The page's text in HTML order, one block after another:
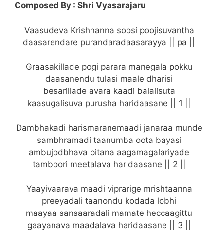
Composed By : Shri Vyasarajaru
Vaasudeva Krishnanna soosi poojisuvantha
daasarendare purandaradaasarayya || pa ||
Graasakillade pogi parara manegala pokku
daasanendu tulasi maale dharisi
besarillade avara kaadi balalisuta
kaasugalisuva purusha haridaasane || 1 ||
Dambhakadi harismaranemaadi janaraa munde
sambhramadi taanumba oota bayasi
ambujodbhava pitana aagamagalariyade
tamboori meetalava haridaasane || 2 ||
Yaayivaarava maadi viprarige mrishtaanna
preeyadali taanondu kodada lobhi
maayaa sansaaradali mamate heccaagittu
gaayanava maadalava haridaasane || 3 ||